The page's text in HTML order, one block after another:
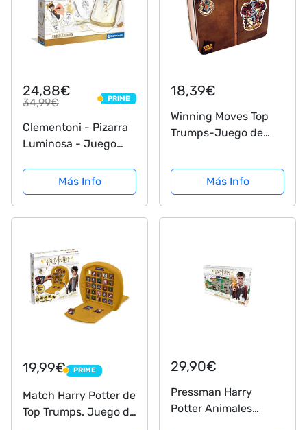
24,88€
34,99€ PRIME
PRIME
Clementoni - Pizarra
Luminosa - Juego
(18670)Más Info
18,39€
Winning Moves Top
Trumps-Juego de
¡Tránsportate con tu
Maleta al Castillo de
Hogwarts Harry
Más Info
19,99€ PRIME
PRIME
Match Harry Potter de
Top Trumps. Juego de
29,90€
Pressman Harry
Potter Animales